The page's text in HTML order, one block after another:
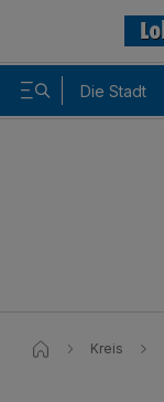
Die Stadt
Kreis